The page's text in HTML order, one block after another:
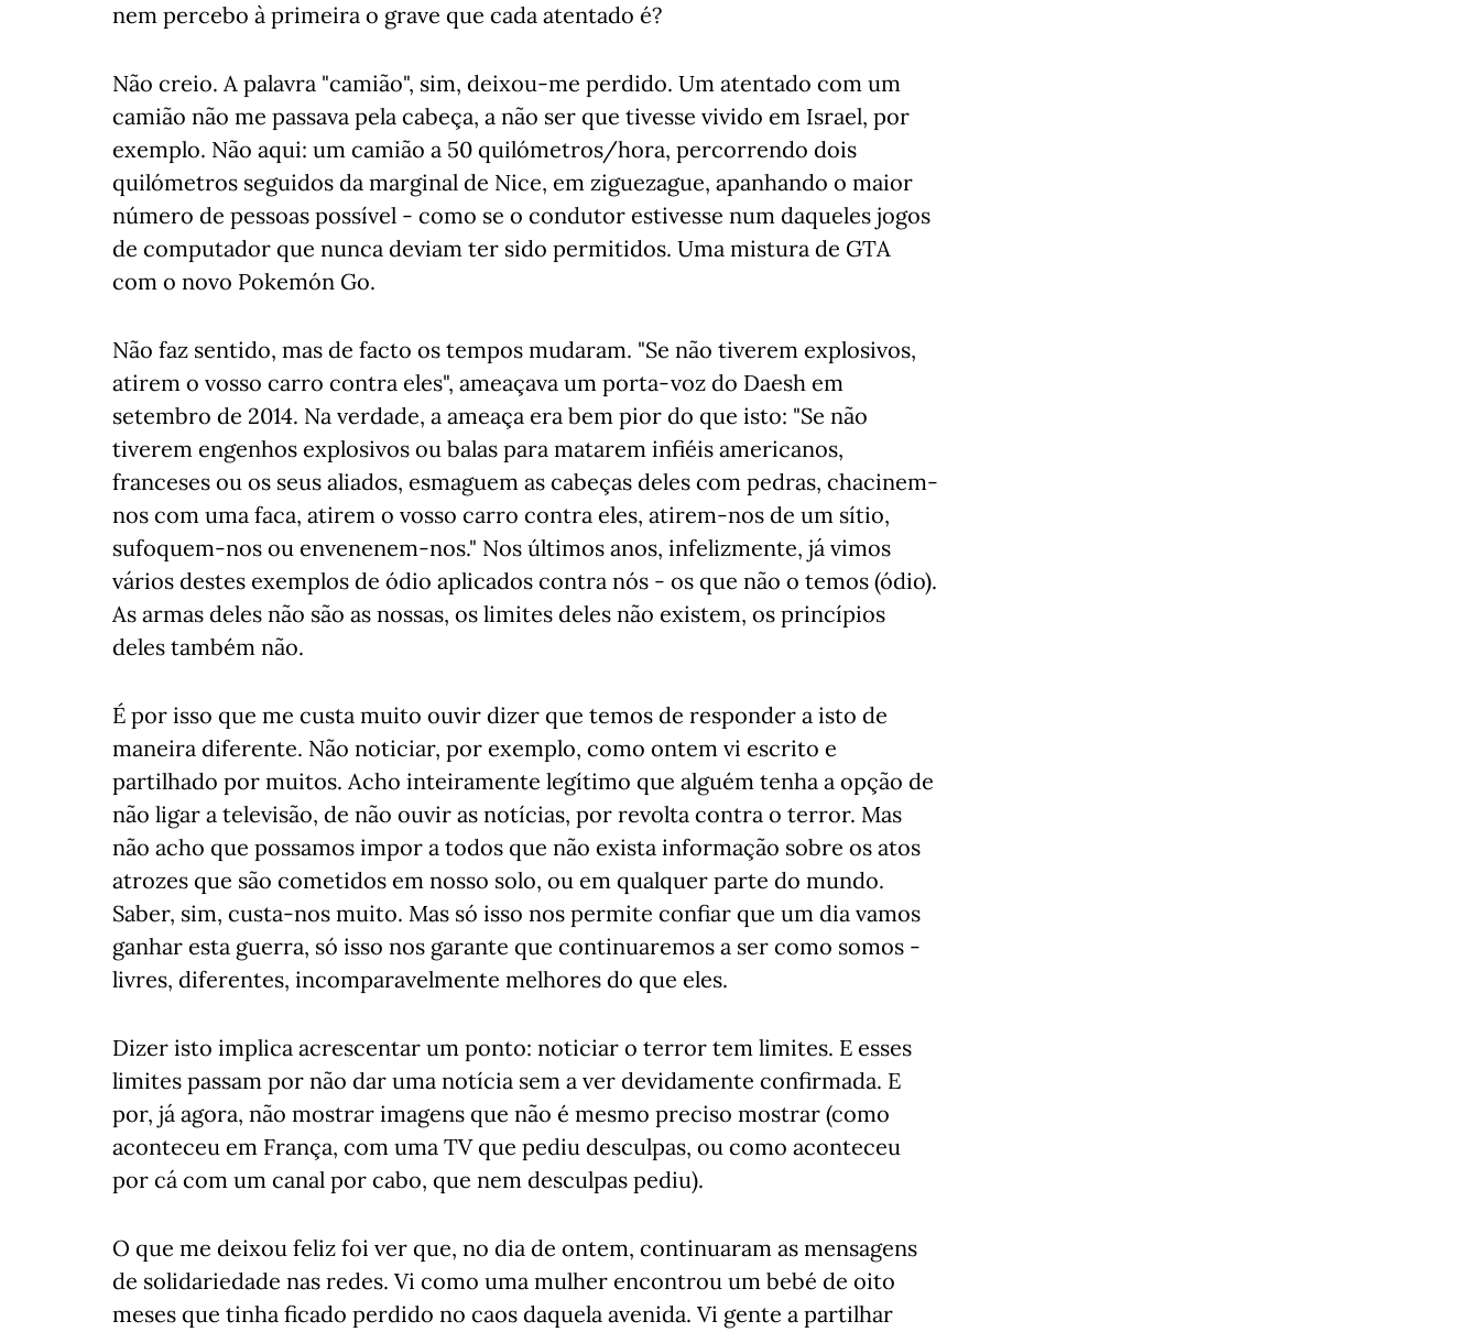
nem percebo à primeira o grave que cada atentado é?
Não creio. A palavra "camião", sim, deixou-me perdido. Um atentado com um
camião não me passava pela cabeça, a não ser que tivesse vivido em Israel, por
exemplo. Não aqui: um camião a 50 quilómetros/hora, percorrendo dois
quilómetros seguidos da marginal de Nice, em ziguezague, apanhando o maior
número de pessoas possível - como se o condutor estivesse num daqueles jogos
de computador que nunca deviam ter sido permitidos. Uma mistura de GTA
com o novo Pokemón Go.
Não faz sentido, mas de facto os tempos mudaram. "Se não tiverem explosivos,
atirem o vosso carro contra eles", ameaçava um porta-voz do Daesh em
setembro de 2014. Na verdade, a ameaça era bem pior do que isto: "Se não
tiverem engenhos explosivos ou balas para matarem infiéis americanos,
franceses ou os seus aliados, esmaguem as cabeças deles com pedras, chacinem-
nos com uma faca, atirem o vosso carro contra eles, atirem-nos de um sítio,
sufoquem-nos ou envenenem-nos." Nos últimos anos, infelizmente, já vimos
vários destes exemplos de ódio aplicados contra nós - os que não o temos (ódio).
As armas deles não são as nossas, os limites deles não existem, os princípios
deles também não.
É por isso que me custa muito ouvir dizer que temos de responder a isto de
maneira diferente. Não noticiar, por exemplo, como ontem vi escrito e
partilhado por muitos. Acho inteiramente legítimo que alguém tenha a opção de
não ligar a televisão, de não ouvir as notícias, por revolta contra o terror. Mas
não acho que possamos impor a todos que não exista informação sobre os atos
atrozes que são cometidos em nosso solo, ou em qualquer parte do mundo.
Saber, sim, custa-nos muito. Mas só isso nos permite confiar que um dia vamos
ganhar esta guerra, só isso nos garante que continuaremos a ser como somos -
livres, diferentes, incomparavelmente melhores do que eles.
Dizer isto implica acrescentar um ponto: noticiar o terror tem limites. E esses
limites passam por não dar uma notícia sem a ver devidamente confirmada. E
por, já agora, não mostrar imagens que não é mesmo preciso mostrar (como
aconteceu em França, com uma TV que pediu desculpas, ou como aconteceu
por cá com um canal por cabo, que nem desculpas pediu).
O que me deixou feliz foi ver que, no dia de ontem, continuaram as mensagens
de solidariedade nas redes. Vi como uma mulher encontrou um bebé de oito
meses que tinha ficado perdido no caos daquela avenida. Vi gente a partilhar